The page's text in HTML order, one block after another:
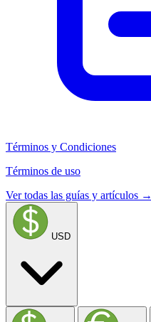
Términos y Condiciones
Términos de uso
Ver todas las guías y artículos →
USD